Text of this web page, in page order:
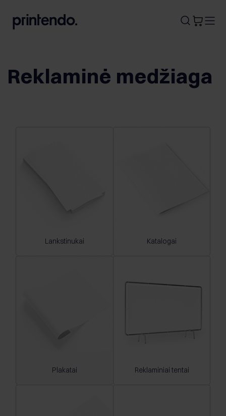
A
Reklaminė medžiaga
Lankstinukai Katalogai
Plakatai Reklaminiai tentai